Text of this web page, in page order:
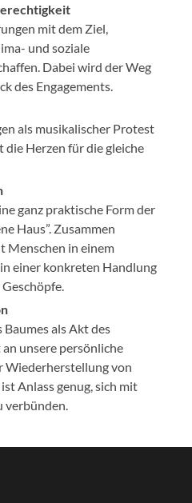
mit dem Ziel,
und soziale
Dabei wird der Weg
des Engagements.
als musikalischer Protest
die Herzen für die gleiche
ganz praktische Form der
Haus”. Zusammen
Menschen in einem
einer konkreten Handlung
Baumes als Akt des
unsere persönliche
Wiederherstellung von
Anlass genug, sich mit
verbünden.